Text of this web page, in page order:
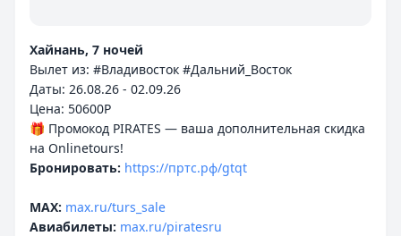
Хайнань, 7 ночей
Вылет из: #Владивосток #Дальний_Восток
Даты: 26.08.26 - 02.09.26
Цена: 50600P
🎁 Промокод PIRATES — ваша дополнительная скидка
Бронировать: https://пртс.рф/gtqt
MAX: max.ru/turs_sale
Авиабилеты: max.ru/piratesru